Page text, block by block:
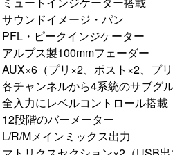
サウンドイメージ・パン
PFL・ピークインジケーター
アルプス製100mmフェーダー
AUX×6（プリ×2、ポスト×2、プ
各チャンネルから4系統のサブグ
全入力にレベルコントロール搭載
12段階のバーメーター
L/R/Mメインミックス出力